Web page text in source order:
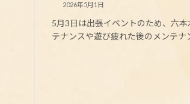
2026年5月1日
5月3日は出張イベントのため、六
テナンスや遊び疲れた後のメンテ